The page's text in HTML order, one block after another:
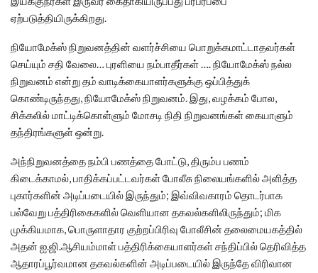
ஏற்படுத்தியிருக்கிறது.
நியோமேக்ஸ் நிறுவனத்தின் வளர்ச்சியை பொறுக்கமாட்டாதவர்கள்
செய்யும் சதி வேலை… புரளியை நம்பாதீர்கள் …. நியோமேக்ஸ் நல்ல
நிறுவனம் என்று தம் வாடிக்கையாளர்களுக்கு ஒப்பித்துக்
கொண்டிருந்தது, நியோமேக்ஸ் நிறுவனம். இது, வழக்கம் போல,
சிக்கலில் மாட்டிக்கொள்ளும் மோசடி நிதி நிறுவனங்கள் கையாளும்
தந்திரங்களுள் ஒன்று.
அந்நிறுவனத்தை நம்பி பணத்தை போட்டு, திரும்ப பணம்
கிடைக்காமல், பாதிக்கப்பட்டவர்கள் போலீசு நிலையங்களில் அளித்த
புகார்களின் அடிப்படையில் இருந்தும்; இவ்விவகாரம் தொடர்பாக
பல்வேறு பத்திரிகைகளில் வெளியான தகவல்களிலிருந்தும்; மிக
முக்கியமாக, பொருளாதார குற்றப்பிரிவு போலீசின் தலைமையகத்தில்
அதன் ஐ.ஜி.ஆசியம்மாள் பத்திரிக்கையாளர்கள் சந்திப்பில் தெரிவித்த
ஆதாரப்பூர்வமான தகவல்களின் அடிப்படையில் இருந்தே விரிவான